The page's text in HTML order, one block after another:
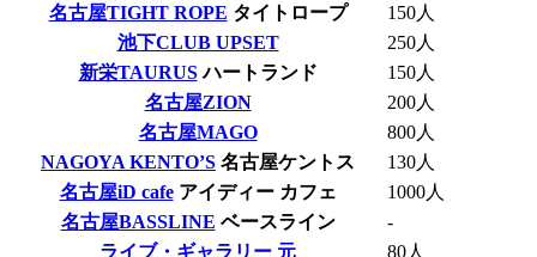
名古屋TIGHT ROPE タイトロープ
150人
池下CLUB UPSET
250人
新栄TAURUS ハートランド
150人
名古屋ZION
200人
名古屋MAGO
800人
NAGOYA KENTO’S 名古屋ケントス
130人
名古屋iD cafe アイディー カフェ
1000人
名古屋BASSLINE ベースライン
-
ライブ・ギャラリー 元
80人